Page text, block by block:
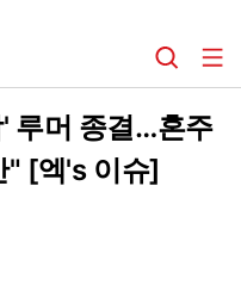
루머 종결…혼주
" [엑's 이슈]